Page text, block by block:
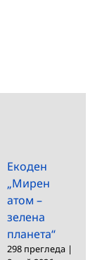
Екоден
„Мирен
атом –
зелена
планета“
298 прегледа |